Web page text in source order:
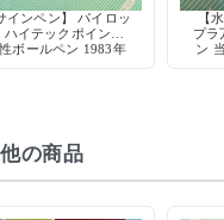
インペン】 パイロッ
ハイテックポイント
ボールペン 1983年
【
プラ
ン
の商品